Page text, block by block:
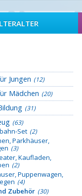
Jungen (12)
Mädchen (20)
(31)
(63)
Set (2)
Parkhäuser,
(3)
Kaufladen,
(2)
Puppenwagen,
(4)
Zubehör (30)